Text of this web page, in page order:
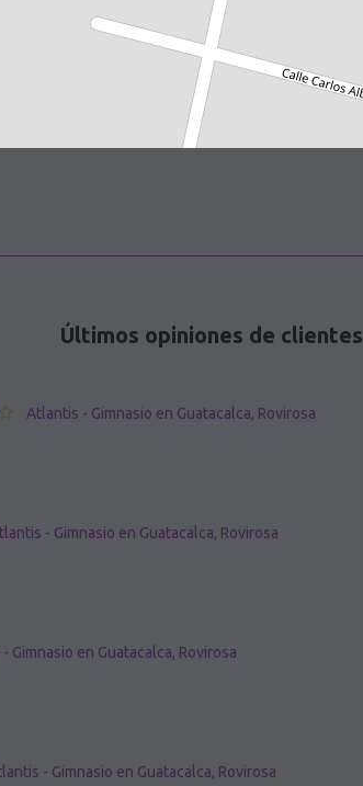
Últimos opiniones de clientes
Atlantis - Gimnasio en Guatacalca, Rovirosa
- Gimnasio en Guatacalca, Rovirosa
Gimnasio en Guatacalca, Rovirosa
- Gimnasio en Guatacalca, Rovirosa